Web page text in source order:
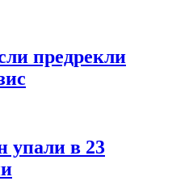
предрекли
упали в 23